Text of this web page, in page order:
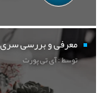
معرفی و بررسی
توسط : آی تی پورت